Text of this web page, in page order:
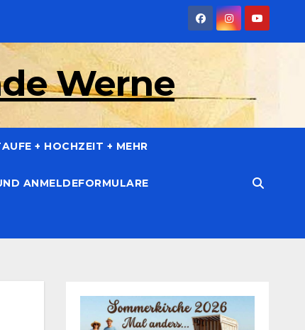
Werne
+ HOCHZEIT + MEHR
ANMELDEFORMULARE